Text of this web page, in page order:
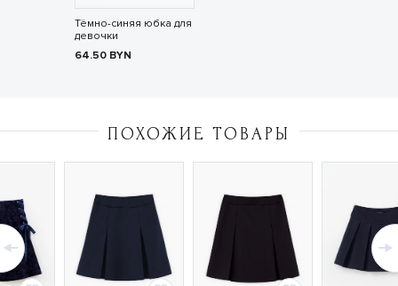
Тёмно-синяя юбка для
девочки
64.50 BYN
ПОХОЖИЕ ТОВАРЫ